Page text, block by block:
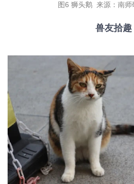
图6 狮头鹅 来源：南师
兽友拾趣